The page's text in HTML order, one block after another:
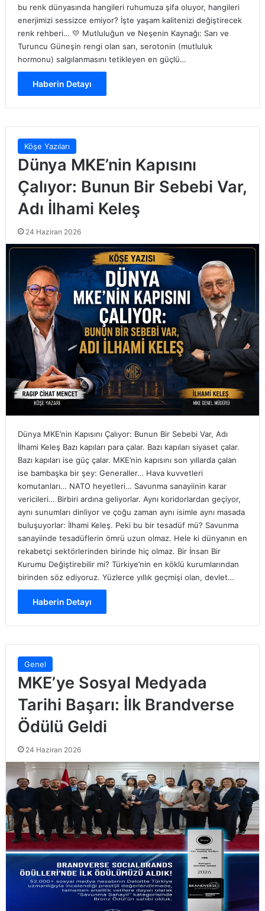
bu renk dünyasında hangileri ruhumuza şifa oluyor, hangileri
enerjimizi sessizce emiyor? İşte yaşam kalitenizi değiştirecek
renk rehberi… 💛 Mutluluğun ve Neşenin Kaynağı: Sarı ve
Turuncu Güneşin rengi olan sarı, serotonin (mutluluk
hormonu) salgılanmasını tetikleyen en güçlü…
Haberin Detayı
Köşe Yazıları
Dünya MKE’nin Kapısını
Çalıyor: Bunun Bir Sebebi Var,
Adı İlhami Keleş
24 Haziran 2026
Dünya MKE’nin Kapısını Çalıyor: Bunun Bir Sebebi Var, Adı
İlhami Keleş Bazı kapıları para çalar. Bazı kapıları siyaset çalar.
Bazı kapıları ise güç çalar. MKE’nin kapısını son yıllarda çalan
ise bambaşka bir şey: Generaller… Hava kuvvetleri
komutanları… NATO heyetleri… Savunma sanayiinin karar
vericileri… Birbiri ardına geliyorlar. Aynı koridorlardan geçiyor,
aynı sunumları dinliyor ve çoğu zaman aynı isimle aynı masada
buluşuyorlar: İlhami Keleş. Peki bu bir tesadüf mü? Savunma
sanayiinde tesadüflerin ömrü uzun olmaz. Hele ki dünyanın en
rekabetçi sektörlerinden birinde hiç olmaz. Bir İnsan Bir
Kurumu Değiştirebilir mi? Türkiye’nin en köklü kurumlarından
birinden söz ediyoruz. Yüzlerce yıllık geçmişi olan, devlet…
Haberin Detayı
Genel
MKE’ye Sosyal Medyada
Tarihi Başarı: İlk Brandverse
Ödülü Geldi
24 Haziran 2026